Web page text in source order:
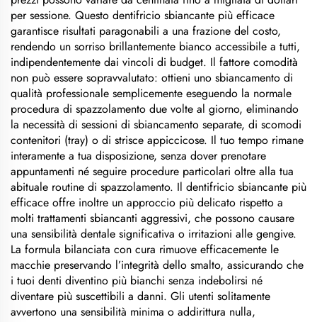
per sessione. Questo dentifricio sbiancante più efficace
garantisce risultati paragonabili a una frazione del costo,
rendendo un sorriso brillantemente bianco accessibile a tutti,
indipendentemente dai vincoli di budget. Il fattore comodità
non può essere sopravvalutato: ottieni uno sbiancamento di
qualità professionale semplicemente eseguendo la normale
procedura di spazzolamento due volte al giorno, eliminando
la necessità di sessioni di sbiancamento separate, di scomodi
contenitori (tray) o di strisce appiccicose. Il tuo tempo rimane
interamente a tua disposizione, senza dover prenotare
appuntamenti né seguire procedure particolari oltre alla tua
abituale routine di spazzolamento. Il dentifricio sbiancante più
efficace offre inoltre un approccio più delicato rispetto a
molti trattamenti sbiancanti aggressivi, che possono causare
una sensibilità dentale significativa o irritazioni alle gengive.
La formula bilanciata con cura rimuove efficacemente le
macchie preservando l’integrità dello smalto, assicurando che
i tuoi denti diventino più bianchi senza indebolirsi né
diventare più suscettibili a danni. Gli utenti solitamente
avvertono una sensibilità minima o addirittura nulla,